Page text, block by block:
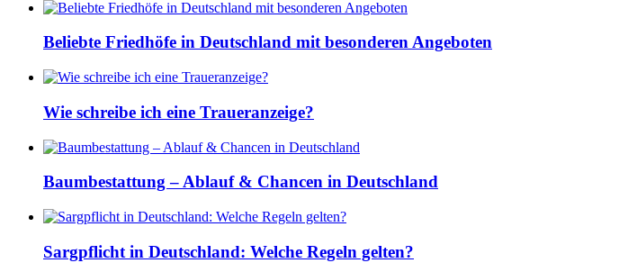
Beliebte Friedhöfe in Deutschland mit besonderen Angeboten
Wie schreibe ich eine Traueranzeige?
Baumbestattung – Ablauf & Chancen in Deutschland
Sargpflicht in Deutschland: Welche Regeln gelten?